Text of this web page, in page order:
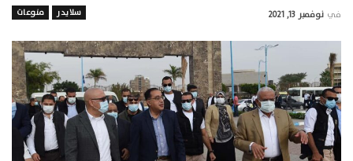
سلايدر منوعات في نوفمبر 13, 2021